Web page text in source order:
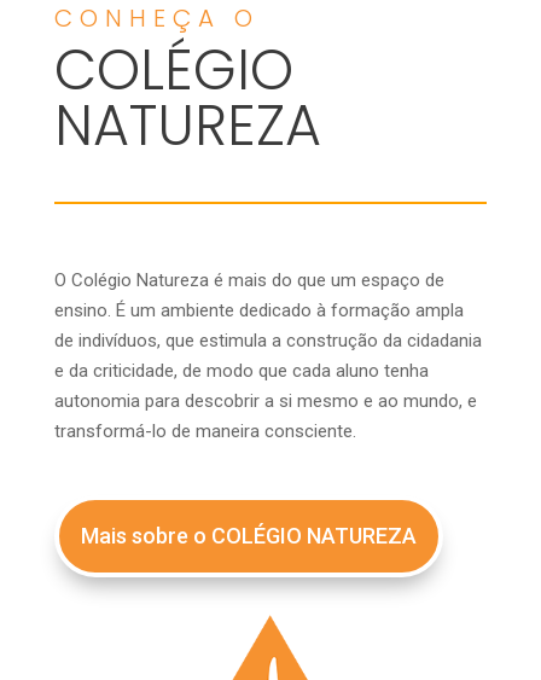
CONHEÇA O
COLÉGIO
NATUREZA
O Colégio Natureza é mais do que um espaço de
ensino. É um ambiente dedicado à formação ampla
de indivíduos, que estimula a construção da cidadania
e da criticidade, de modo que cada aluno tenha
autonomia para descobrir a si mesmo e ao mundo, e
transformá-lo de maneira consciente.
Mais sobre o COLÉGIO NATUREZA